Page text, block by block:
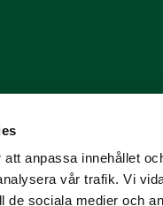
anpassa innehållet
vår trafik. Vi
de sociala medier och